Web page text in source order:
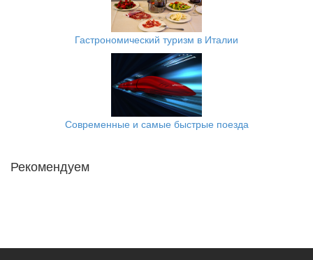
Гастрономический туризм в Италии
Современные и самые быстрые поезда
Рекомендуем